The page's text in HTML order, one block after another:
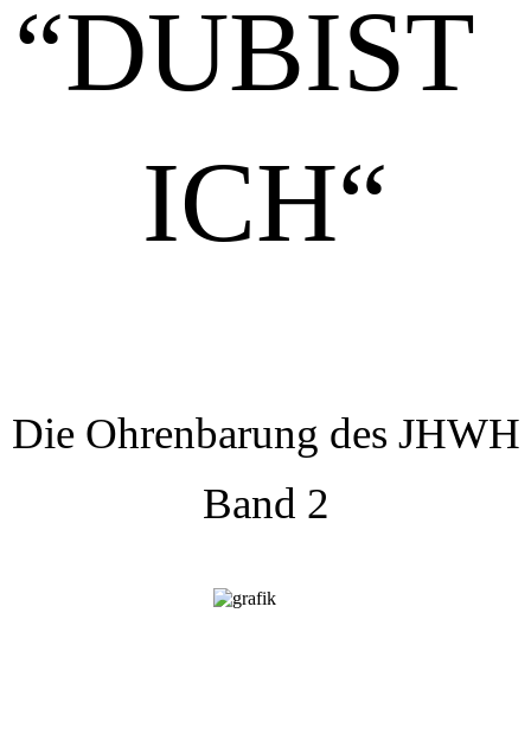
“DUBIST
ICH“
Die Ohrenbarung des JHWH
Band 2